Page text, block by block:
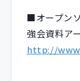
■オープン
強会資料ア
http://